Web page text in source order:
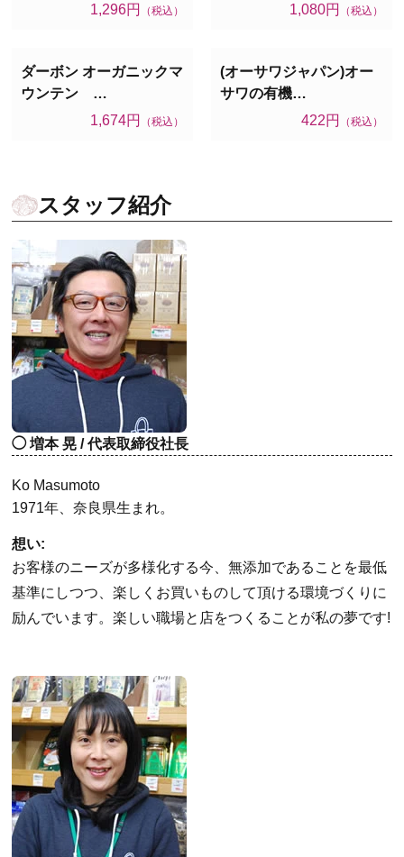
1,296円 （税込） 1,080円 （税込）
ダーボン オーガニックマ
ウンテン …
1,674円
（税込）
(オーサワジャパン)オー
サワの有機…
422円
（税込）
スタッフ紹介
増本 晃 / 代表取締役社長
Ko Masumoto
1971年、奈良県生まれ。
想い:
お客様のニーズが多様化する今、無添加であることを最低
基準にしつつ、楽しくお買いものして頂ける環境づくりに
励んでいます。楽しい職場と店をつくることが私の夢です!